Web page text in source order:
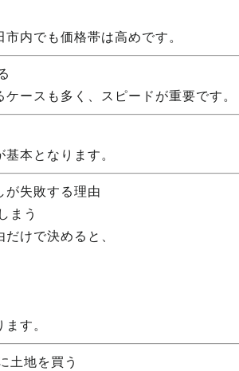
内でも価格帯は高めです。
ースも多く、スピードが重要です。
本となります。
が失敗する理由
まう
だけで決めると、
す。
土地を買う